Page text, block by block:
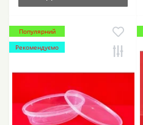
Популярний
Рекомендуємо